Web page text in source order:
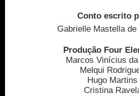
Conto escrito
Gabrielle Mastella
Produção Four
Marcos Vinícius
Melqui
Hugo Martins
Cristina